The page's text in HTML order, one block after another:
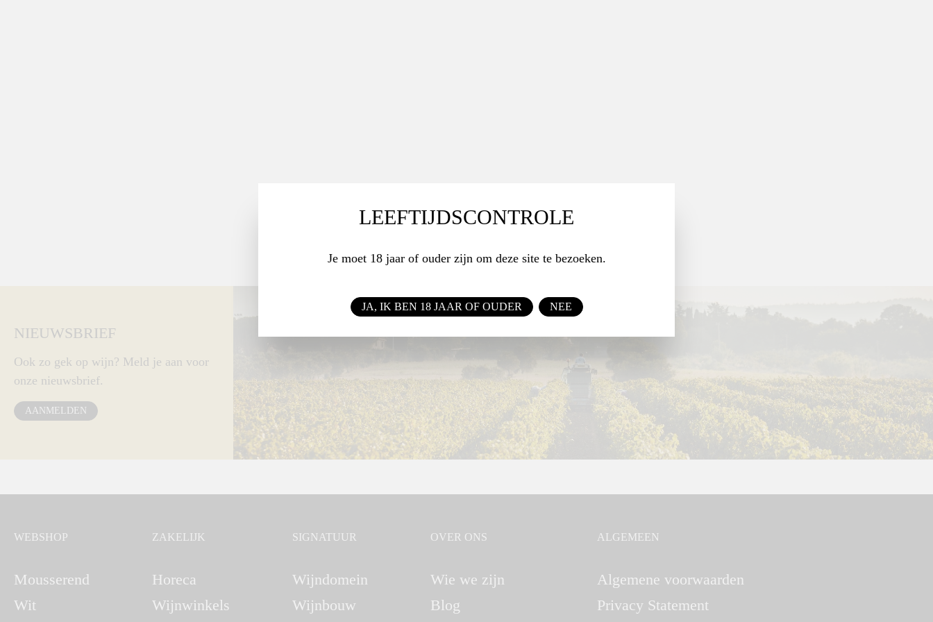
NIEUWSBRIEF
Ook zo gek op wijn? Meld je aan voor
onze nieuwsbrief.
AANMELDEN
WEBSHOP
Mousserend
Wit
ZAKELIJK
Horeca
Wijnwinkels
SIGNATUUR
Wijndomein
Wijnbouw
OVER ONS
Wie we zijn
Blog
ALGEMEEN
Algemene voorwaarden
Privacy Statement
LEEFTIJDSCONTROLE
Je moet 18 jaar of ouder zijn om deze site te bezoeken.
JA, IK BEN 18 JAAR OF OUDER NEE